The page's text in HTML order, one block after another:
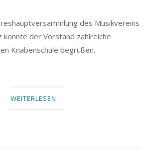
des Musikvereins
konnte der Vorstand zahlreiche
Knabenschule begrüßen.
WEITERLESEN …